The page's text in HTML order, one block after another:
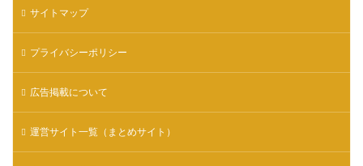
サイトマップ
プライバシーポリシー
広告掲載について
運営サイト一覧（まとめサイト）